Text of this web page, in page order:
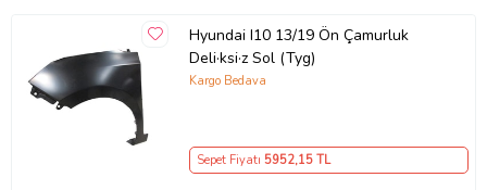
Hyundai I10 13/19 Ön Çamurluk
Deli·ksi·z Sol (Tyg)
Kargo Bedava
Sepet Fiyatı 5952,15 TL